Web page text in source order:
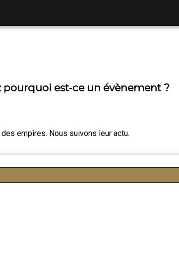
pourquoi est-ce un évènement ?
empires. Nous suivons leur actu.